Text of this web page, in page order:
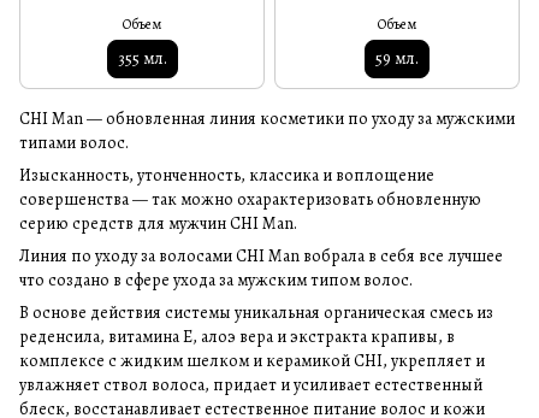
Объем
355 мл.
Объем
59 мл.
CHI Man — обновленная линия косметики по уходу за мужскими
типами волос.
Изысканность, утонченность, классика и воплощение
совершенства — так можно охарактеризовать обновленную
серию средств для мужчин CHI Man.
Линия по уходу за волосами CHI Man вобрала в себя все лучшее
что создано в сфере ухода за мужским типом волос.
В основе действия системы уникальная органическая смесь из
реденсила, витамина Е, алоэ вера и экстракта крапивы, в
комплексе с жидким шелком и керамикой CHI, укрепляет и
увлажняет ствол волоса, придает и усиливает естественный
блеск, восстанавливает естественное питание волос и кожи